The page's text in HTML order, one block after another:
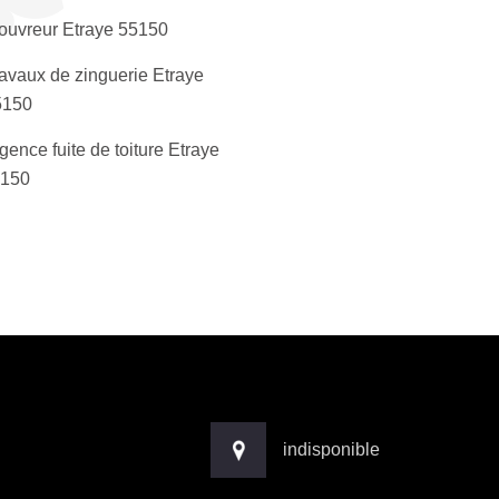
Etraye 55150
de zinguerie Etraye
fuite de toiture Etraye
indisponible